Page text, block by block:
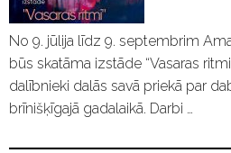
No 9. jūlija līdz 9. septembrim
būs skatāma izstāde “Vasaras
dalībnieki dalās savā priekā par
brīnišķīgajā gadalaikā. Darbi …